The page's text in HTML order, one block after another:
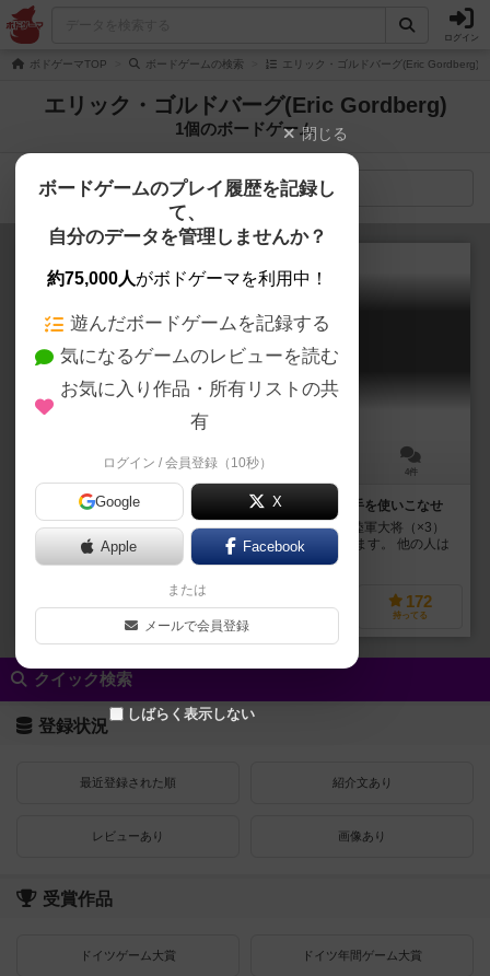
ログイン
ボドゲーマTOP ボードゲームの検索 エリック・ゴルドバーグ(Eric Gordberg)
エリック・ゴルドバーグ(Eric Gordberg)
1個のボードゲーム
検索メニュー
フンタ
Junta
180～200分 4件
お金をがめるために、談合、反乱、暗殺などあらゆる手を使いこなせ
とある国の大統領・警察長官・空軍大将・海軍大将・陸軍大将（×3）
となります。 大統領が予算を全員に（不平等に）配ります。 他の人は
投票・恐喝・暗殺・反乱を通して、この予算...
184 172
持ってる
クイック検索
登録状況
最近登録された順 紹介文あり
レビューあり 画像あり
受賞作品
ドイツゲーム大賞 ドイツ年間ゲーム大賞
閉じる
ボードゲームのプレイ履歴を記録し
て、
自分のデータを管理しませんか？
約75,000人がボドゲーマを利用中！
遊んだボードゲームを記録する
気になるゲームのレビューを読む
お気に入り作品・所有リストの共
有
ログイン / 会員登録（10秒）
Google X
Apple Facebook
または
メールで会員登録
しばらく表示しない